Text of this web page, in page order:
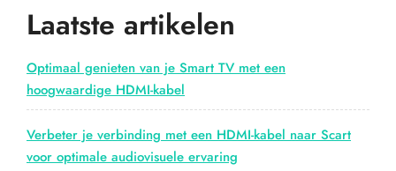
een
kabel
van
Laatste artikelen
Optimaal genieten van je Smart TV met een
hoogwaardige HDMI-kabel
Verbeter je verbinding met een HDMI-kabel naar Scart
voor optimale audiovisuele ervaring